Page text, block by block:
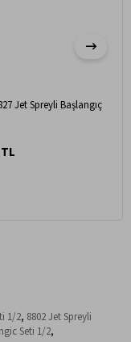
Jet Spreyli Başlangıç
1/2, 8802 Jet Spreyli
Seti 1/2,